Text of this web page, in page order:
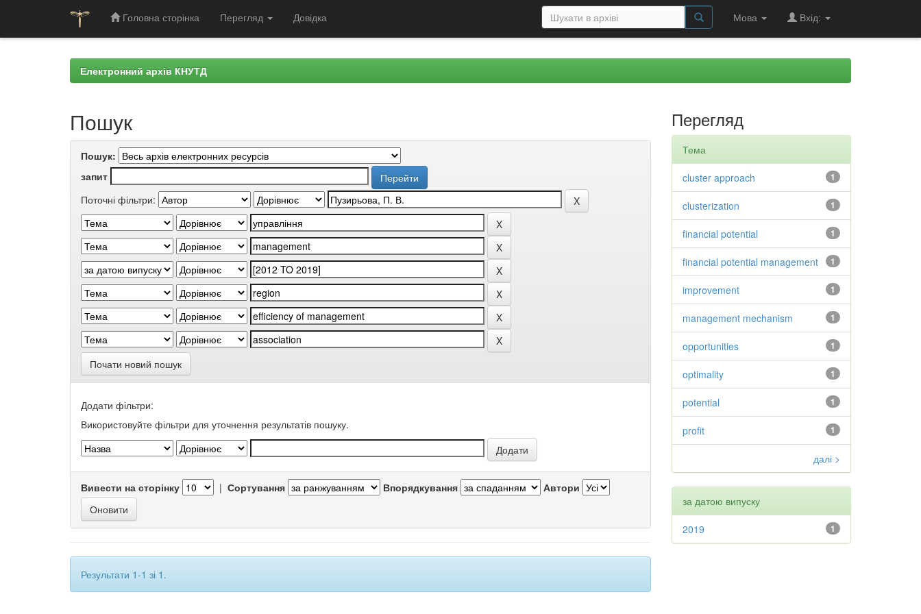
Головна сторінка Перегляд Довідка Мова Вхід:
Електронний архів КНУТД
Пошук
Пошук:
запит
Поточні фільтри:
Почати новий пошук
Додати фільтри:
Використовуйте фільтри для уточнення результатів пошуку.
Вивести на сторінку | Сортування Впорядкування Автори
Результати 1-1 зі 1.
Перегляд
Тема
1
cluster approach
1
clusterization
1
financial potential
1
financial potential management
1
improvement
1
management mechanism
1
opportunities
1
optimality
1
potential
1
profit
далі >
за датою випуску
1
2019